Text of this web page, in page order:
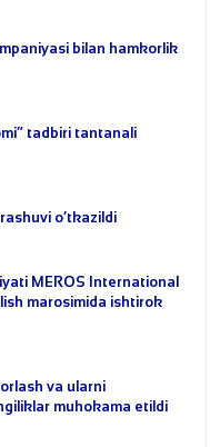
bilan hamkorlik
tadbiri tantanali
o‘tkazildi
MEROS International
marosimida ishtirok
va ularni
muhokama etildi